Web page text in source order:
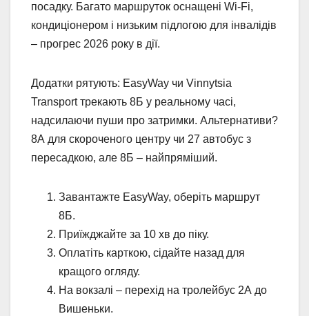
посадку. Багато маршруток оснащені Wi-Fi,
кондиціонером і низьким підлогою для інвалідів
– прогрес 2026 року в дії.
Додатки рятують: EasyWay чи Vinnytsia
Transport трекають 8Б у реальному часі,
надсилаючи пуши про затримки. Альтернативи?
8А для скороченого центру чи 27 автобус з
пересадкою, але 8Б – найпряміший.
Завантажте EasyWay, оберіть маршрут
8Б.
Приїжджайте за 10 хв до піку.
Оплатіть карткою, сідайте назад для
кращого огляду.
На вокзалі – перехід на тролейбус 2А до
Вишеньки.